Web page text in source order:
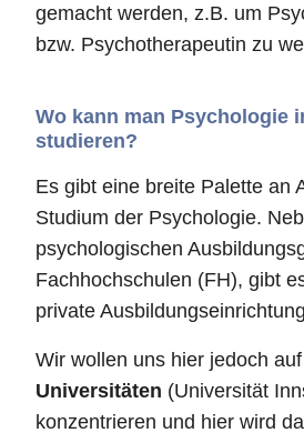
gemacht werden, z.B. um
bzw. Psychotherapeutin zu
Wo kann man Psychologie
studieren?
Es gibt eine breite Palette an
Studium der Psychologie.
psychologischen
Fachhochschulen (FH), gibt
private
Wir wollen uns hier jedoch
Universitäten (Universität
konzentrieren und hier wird